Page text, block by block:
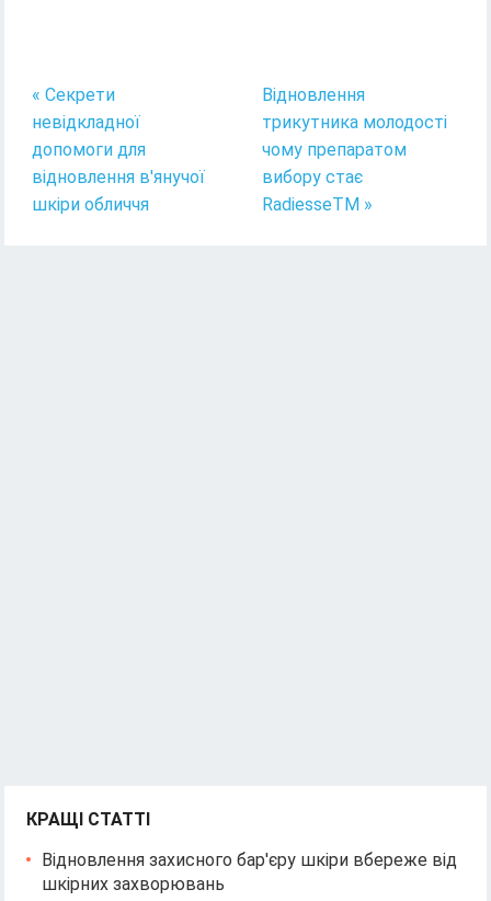
« Секрети
невідкладної
допомоги для
відновлення в'янучої
шкіри обличчя
Відновлення
трикутника молодості
чому препаратом
вибору стає
RadiesseTM »
КРАЩІ СТАТТІ
Відновлення захисного бар'єру шкіри вбереже від
шкірних захворювань